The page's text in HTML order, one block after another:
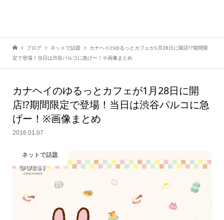
ブログ ネットで話題
カナヘイのゆるっとカフェが1月28日に開店!?期間限
定で登場！当日は渋谷パルコに急げー！※画像まとめ
カナヘイのゆるっとカフェが1月28日に開
店!?期間限定で登場！当日は渋谷パルコに急
げー！※画像まとめ
2016.01.07
ネットで話題